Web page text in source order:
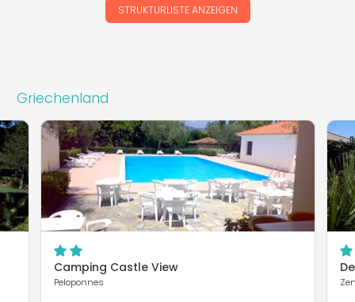
STRUKTURLISTE ANZEIGEN
Griechenland
Camping Castle View
Peloponnes